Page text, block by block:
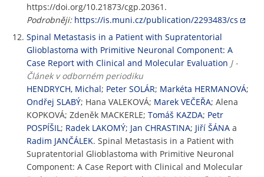
https://doi.org/10.21873/cgp.20361.
Podrobněji: https://is.muni.cz/publication/2293483/cs
Spinal Metastasis in a Patient with Supratentorial
Glioblastoma with Primitive Neuronal Component: A
Case Report with Clinical and Molecular Evaluation J -
Článek v odborném periodiku
HENDRYCH, Michal; Peter SOLÁR; Markéta HERMANOVÁ;
Ondřej SLABÝ; Hana VALEKOVÁ; Marek VEČEŘA; Alena
KOPKOVÁ; Zdeněk MACKERLE; Tomáš KAZDA; Petr
POSPÍŠIL ; Radek LAKOMÝ; Jan CHRASTINA; Jiří ŠÁNA a
Radim JANČÁLEK. Spinal Metastasis in a Patient with
Supratentorial Glioblastoma with Primitive Neuronal
Component: A Case Report with Clinical and Molecular